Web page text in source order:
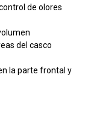
de olores
del casco
la parte frontal y